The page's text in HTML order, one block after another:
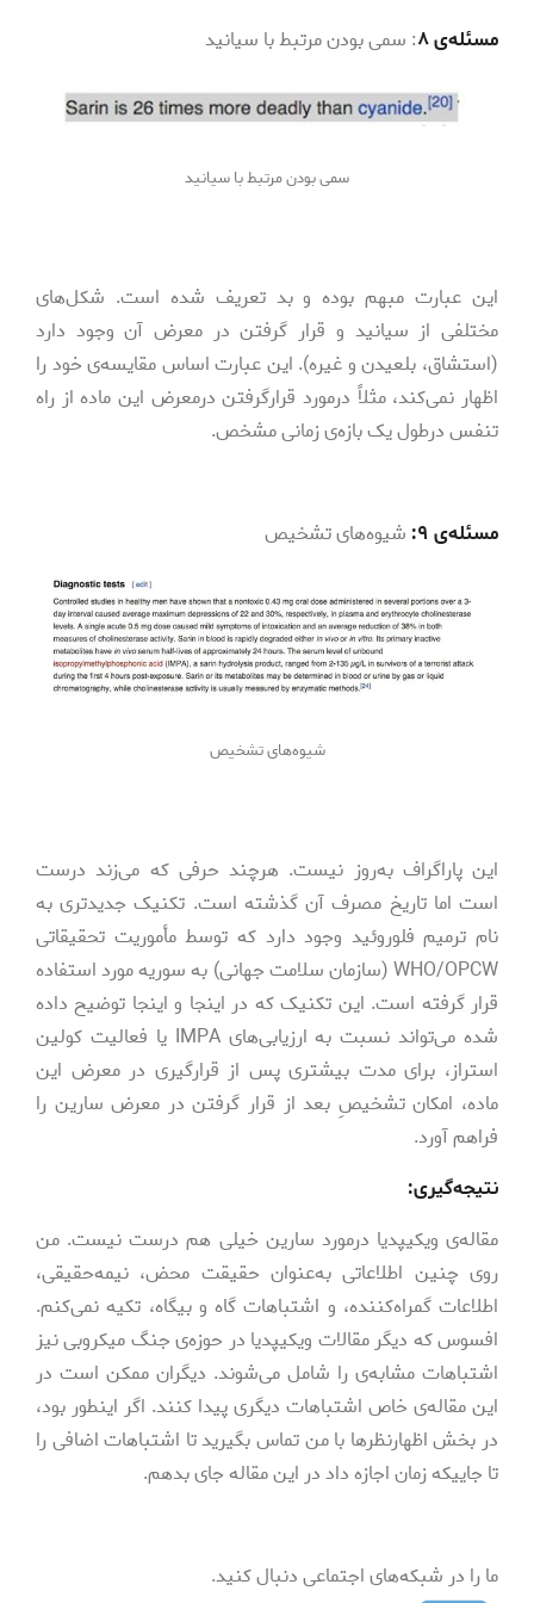
مسئله‌­ی ۸ : سمی بودن مرتبط با سیانید
سمی بودن مرتبط با سیانید
این عبارت مبهم بوده و بد تعریف شده است. شکل‌­های
مختلفی از سیانید و قرار گرفتن در معرض آن وجود دارد
(استشاق، بلعیدن و غیره). این عبارت اساس مقایسه‌­ی خود را
اظهار نمی‌­کند، مثلاً درمورد قرارگرفتن درمعرض این ماده از راه
تنفس درطول یک بازه‌­ی زمانی مشخص.
مسئله­‌ی ۹: شیوه‌­های تشخیص­
شیوه‌های تشخیص
این پاراگراف به‌­روز نیست. هرچند حرفی که می‌­زند درست
است اما تاریخ مصرف آن گذشته است. تکنیک جدیدتری به
نام ترمیم فلوروئید وجود دارد که توسط مأموریت تحقیقاتی
WHO/OPCW (سازمان سلامت جهانی) به سوریه مورد استفاده
قرار گرفته است. این تکنیک که در اینجا و اینجا توضیح داده
شده می‌­تواند نسبت به ارزیابی‌­های IMPA یا فعالیت کولین
استراز، برای مدت بیشتری پس از قرارگیری در معرض این
ماده، امکان تشخیصِ بعد از قرار گرفتن در معرض سارین را
فراهم آورد.
نتیجه­‌گیری:
مقاله­‌ی ویکیپدیا درمورد سارین خیلی هم درست نیست. من
روی چنین اطلاعاتی به­‌عنوان حقیقت محض، نیمه‌حقیقی،
اطلاعات گمراه­‌کننده، و اشتباهات گاه ­و بیگاه، تکیه نمی­‌کنم.
افسوس که دیگر مقالات ویکیپدیا در حوزه­‌ی جنگ میکروبی نیز
اشتباهات مشابه‌ی را شامل می‌­شوند. دیگران ممکن است در
این مقاله‌­ی خاص اشتباهات دیگری پیدا کنند. اگر اینطور بود،
در بخش اظهارنظرها با من تماس بگیرید تا اشتباهات اضافی را
تا جایی­که زمان اجازه داد در این مقاله جای بدهم.
ما را در شبکه‌های اجتماعی دنبال کنید.